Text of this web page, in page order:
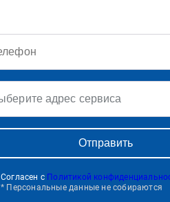
Выберите адрес сервиса
Согласен с Политикой
* Персональные данные не собираются